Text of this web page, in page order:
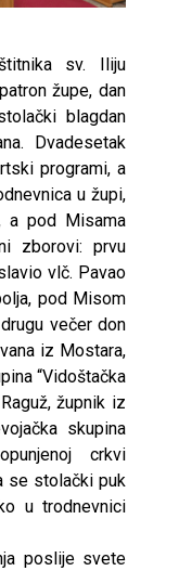
sv. Iliju
župe, dan
blagdan
Dvadesetak
programi, a
u župi,
a pod Misama
zborovi: prvu
vlč. Pavao
pod Misom
večer don
iz Mostara,
“Vidoštačka
župnik iz
skupina
crkvi
se stolački puk
u trodnevnici
poslije svete